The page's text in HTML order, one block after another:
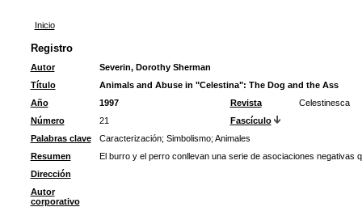
Inicio
Registro
Autor
Severin, Dorothy Sherman
Título
Animals and Abuse in "Celestina": The Dog and the Ass
Año
1997 Revista
Celestinesca
Número
21
Fascículo
Palabras clave
Caracterización; Simbolismo; Animales
Resumen
El burro y el perro conllevan una serie de asociaciones negativas
Dirección
Autor
corporativo